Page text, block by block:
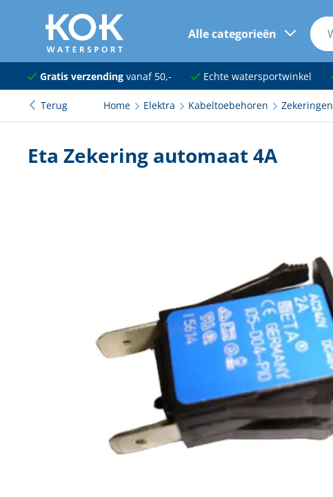
naar hoofdinhoud
Alle categorieën
Navigatie
Dekuitrusting
Onderhoud en verf
Techniek en motor
Tuigage en dekbeslag
Boten, toebehoren en fun
Meubels en lifestyle
Gratis verzendingvanaf 50,- Echte watersportwinkel
Terug Home Elektra Kabeltoebehoren Zekeringen
Eta Zekering automaat 4A